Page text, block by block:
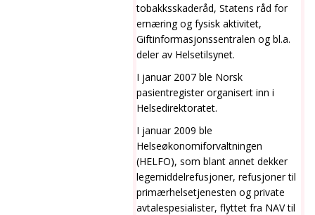
tobakksskaderåd, Statens råd for
ernæring og fysisk aktivitet,
Giftinformasjonssentralen og bl.a.
deler av Helsetilsynet.
I januar 2007 ble Norsk
pasientregister organisert inn i
Helsedirektoratet.
I januar 2009 ble
Helseøkonomiforvaltningen
(HELFO), som blant annet dekker
legemiddelrefusjoner, refusjoner til
primærhelsetjenesten og private
avtalespesialister, flyttet fra NAV til